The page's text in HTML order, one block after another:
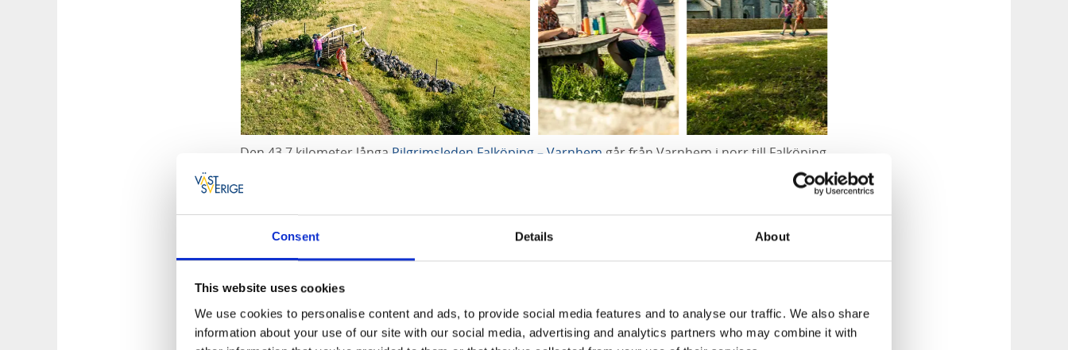
Consent Details About
This website uses cookies
We use cookies to personalise content and ads, to provide social media features and to analyse our traffic. We also share
information about your use of our site with our social media, advertising and analytics partners who may combine it with
Den 43,7 kilometer långa Pilgrimsleden Falköping – Varnhem går från Varnhem i norr till Falköping
i söder. Däremellan passeras inte mindre än två medeltida klosterruiner, en av Europas viktigaste
fågelsjöar (Hornborgasjön) och ett vackert böljande kulturlandskap.
Mössebergs Kurort, Falköping, etapp 1
Vilhelmsro Gårdscafé och B&B
Hotell Falköping
Hotell St: Olof,Falköping, etapp 1
Hotell Syfabriken, Falköping, etapp 1